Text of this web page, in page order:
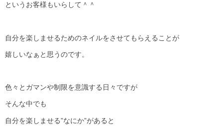
というお客様もいらして＾＾
自分を楽しませるためのネイルをさせてもらえることが
嬉しいなぁと思うのです。
色々とガマンや制限を意識する日々ですが
そんな中でも
自分を楽しませる”なにか”があると